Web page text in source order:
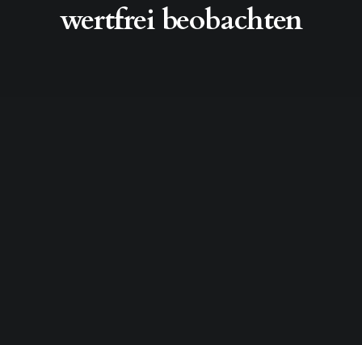
wertfrei beobachten